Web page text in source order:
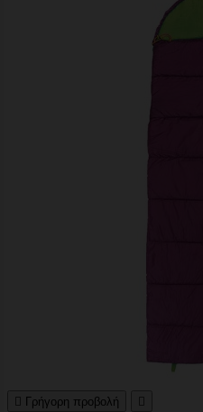
 Γρήγορη προβολή 